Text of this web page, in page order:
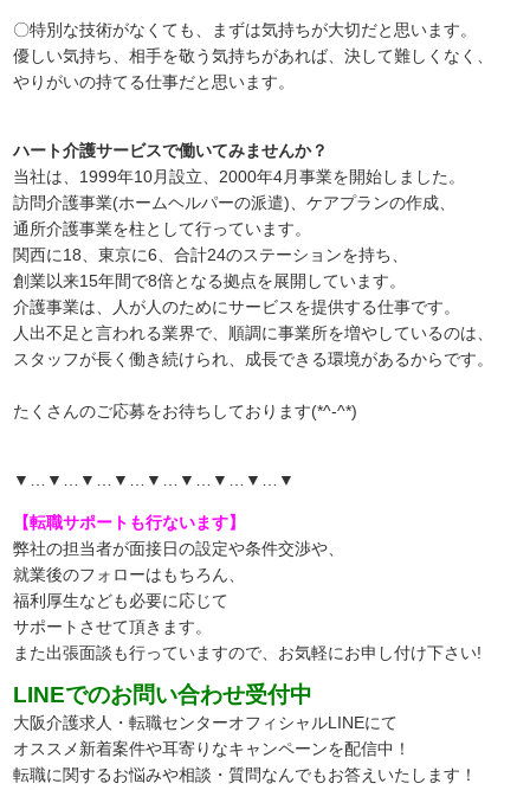
〇特別な技術がなくても、まずは気持ちが大切だと思います。
優しい気持ち、相手を敬う気持ちがあれば、決して難しくなく、
やりがいの持てる仕事だと思います。
ハート介護サービスで働いてみませんか？
当社は、1999年10月設立、2000年4月事業を開始しました。
訪問介護事業(ホームヘルパーの派遣)、ケアプランの作成、
通所介護事業を柱として行っています。
関西に18、東京に6、合計24のステーションを持ち、
創業以来15年間で8倍となる拠点を展開しています。
介護事業は、人が人のためにサービスを提供する仕事です。
人出不足と言われる業界で、順調に事業所を増やしているのは、
スタッフが長く働き続けられ、成長できる環境があるからです。
たくさんのご応募をお待ちしております(*^-^*)
▼…▼…▼…▼…▼…▼…▼…▼…▼
【転職サポートも行ないます】
弊社の担当者が面接日の設定や条件交渉や、
就業後のフォローはもちろん、
福利厚生なども必要に応じて
サポートさせて頂きます。
また出張面談も行っていますので、 お気軽にお申し付け下さい!
LINEでのお問い合わせ受付中
大阪介護求人・転職センターオフィシャルLINEにて
オススメ新着案件や耳寄りなキャンペーンを配信中！
転職に関するお悩みや相談・質問なんでもお答えいたします！